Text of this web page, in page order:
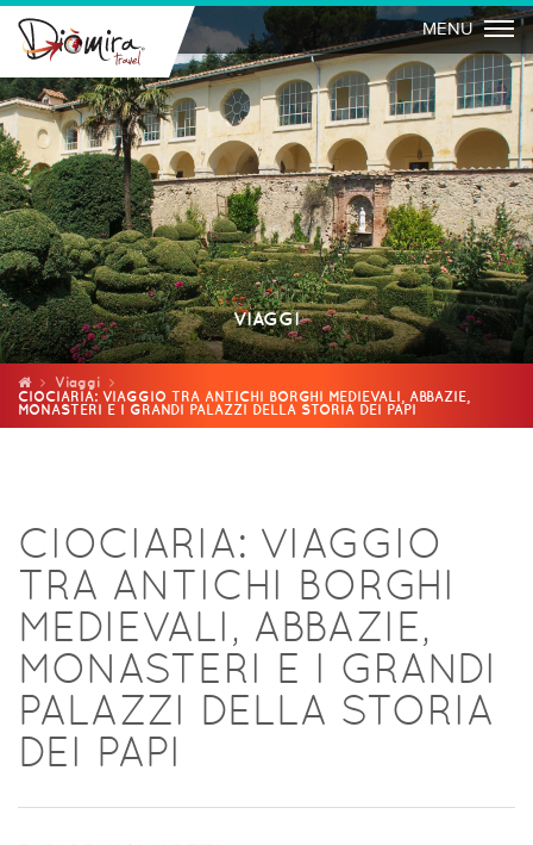
MENU
VIAGGI
Viaggi
CIOCIARIA: VIAGGIO TRA ANTICHI BORGHI MEDIEVALI, ABBAZIE,
MONASTERI E I GRANDI PALAZZI DELLA STORIA DEI PAPI
CIOCIARIA: VIAGGIO
TRA ANTICHI BORGHI
MEDIEVALI, ABBAZIE,
MONASTERI E I GRANDI
PALAZZI DELLA STORIA
DEI PAPI